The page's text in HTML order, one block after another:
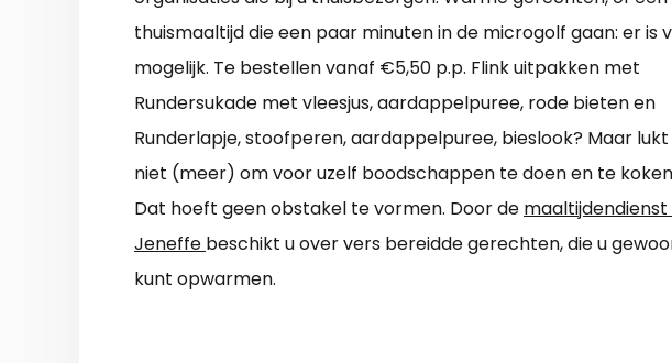
thuismaaltijd die een paar minuten in de microgolf gaan: er is
mogelijk. Te bestellen vanaf €5,50 p.p. Flink uitpakken met
Rundersukade met vleesjus, aardappelpuree, rode bieten en
Runderlapje, stoofperen, aardappelpuree, bieslook? Maar
niet (meer) om voor uzelf boodschappen te doen en te
Dat hoeft geen obstakel te vormen. Door de maaltijdendienst
Jeneffe beschikt u over vers bereidde gerechten, die u
kunt opwarmen.